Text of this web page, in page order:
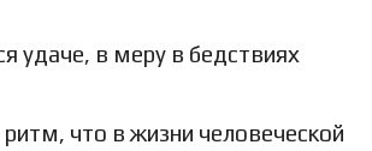
удаче, в меру в бедствиях
что в жизни человеческой